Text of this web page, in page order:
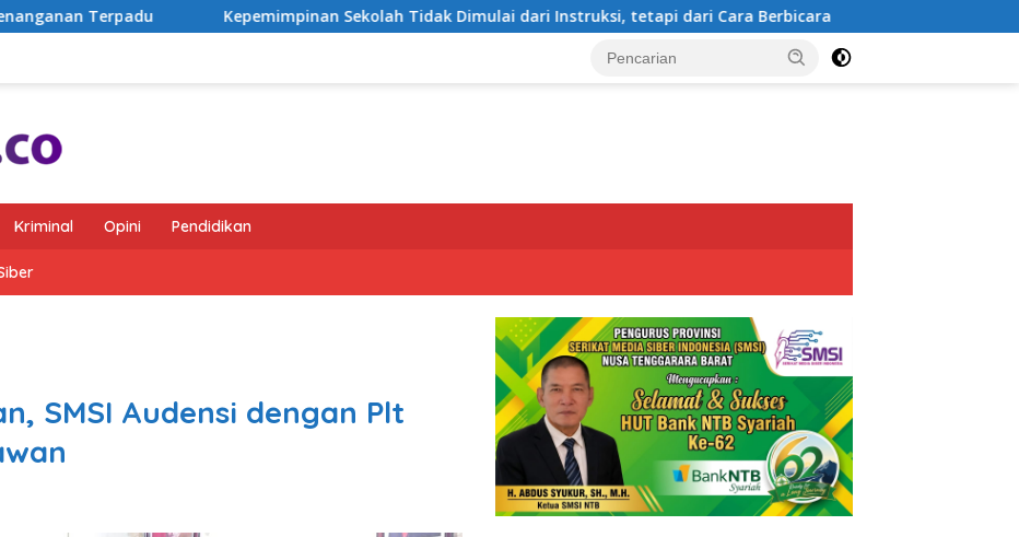
Kepemimpinan Sekolah Tidak Dimulai dari Instruksi, tetapi dari Cara Berbicara Kapolda NTB Instruksikan Polisi
Kriminal Opini Pendidikan
SMSI Audensi dengan Plt